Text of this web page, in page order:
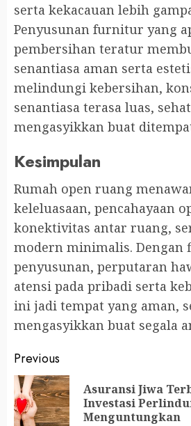
serta kekacauan lebih
Penyusunan furnitur yang
pembersihan teratur
senantiasa aman serta
melindungi kebersihan,
senantiasa terasa luas,
mengasyikkan buat
Kesimpulan
Rumah open ruang
keleluasaan, pencahayaan
konektivitas antar ruang,
modern minimalis. Dengan
penyusunan, perputaran
atensi pada pribadi serta
ini jadi tempat yang aman,
mengasyikkan buat segala
Continue
Reading
Previous
Asuransi Jiwa
Investasi
Menguntungkan